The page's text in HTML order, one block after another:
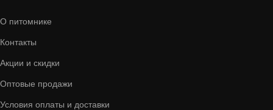
О питомнике
Контакты
Акции и скидки
Оптовые продажи
Условия оплаты и доставки